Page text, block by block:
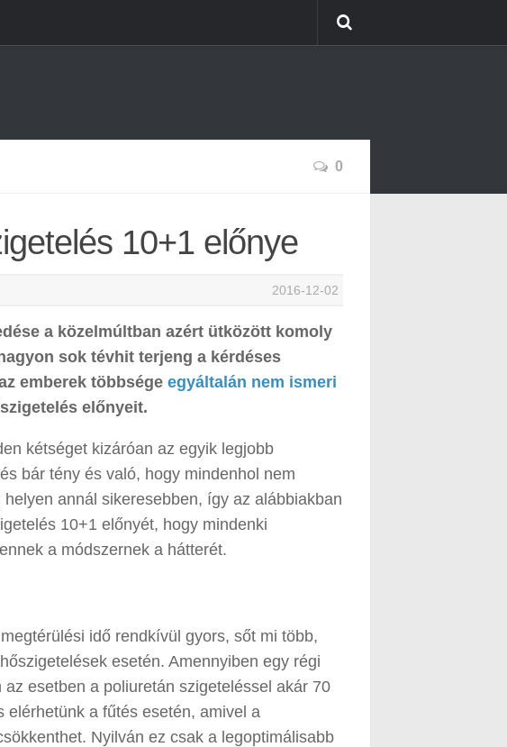
0
10+1 előnye
2016-12-02
a közelmúltban azért ütközött komoly
sok tévhit terjeng a kérdéses
emberek többsége egyáltalán nem ismeri
előnyeit.
kétséget kizáróan az egyik legjobb
bár tény és való, hogy mindenhol nem
annál sikeresebben, így az alábbiakban
10+1 előnyét, hogy mindenki
a módszernek a hátterét.
idő rendkívül gyors, sőt mi több,
esetén. Amennyiben egy régi
esetben a poliuretán szigeteléssel akár 70
elérhetünk a fűtés esetén, amivel a
Nyilván ez csak a legoptimálisabb